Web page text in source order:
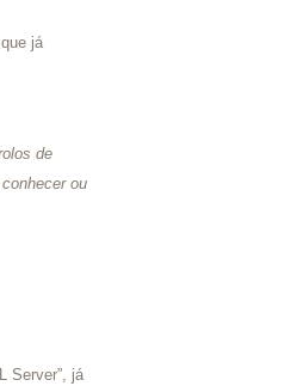
já
de
ou
Server”, já